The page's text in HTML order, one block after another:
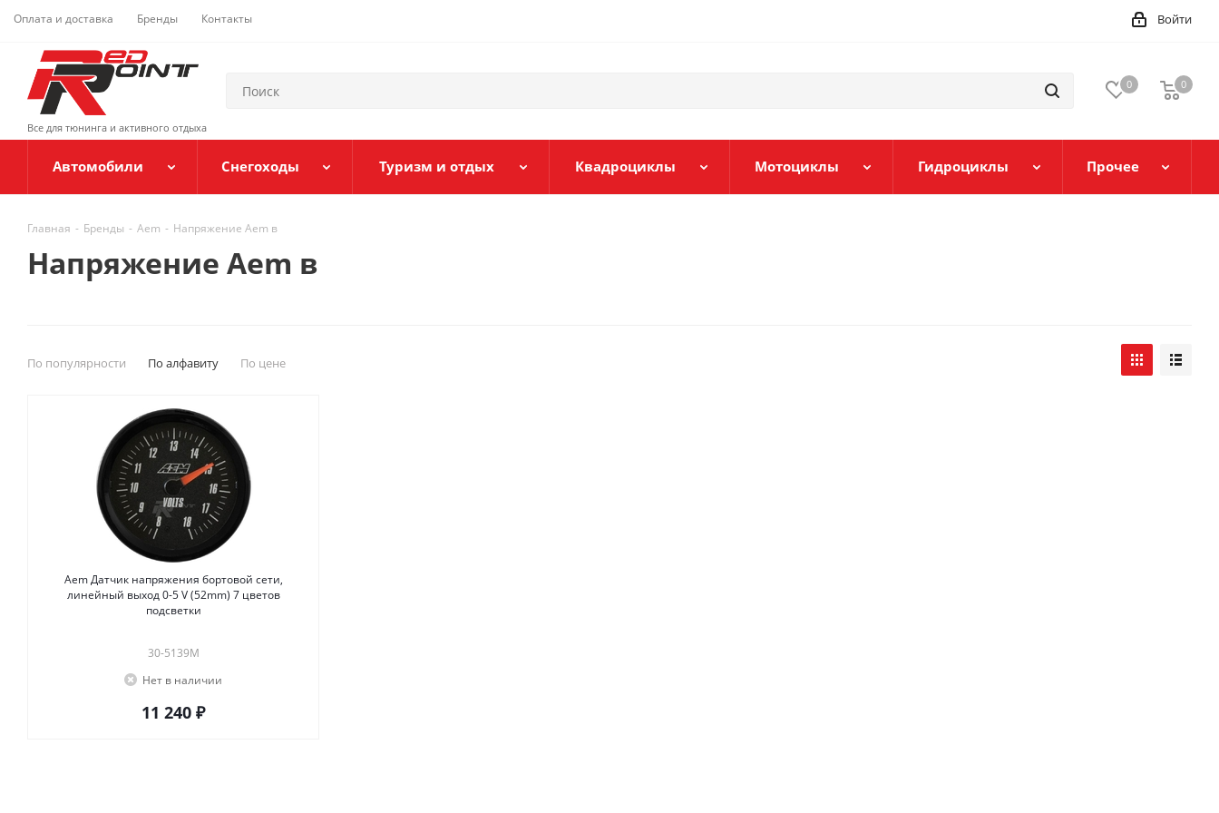
Оплата и доставка Бренды Контакты Войти
Все для тюнинга и активного отдыха
0 0
Автомобили Снегоходы Туризм и отдых Квадроциклы Мотоциклы Гидроциклы Прочее
Главная - Бренды - Aem - Напряжение Aem в
Напряжение Aem в
По популярности По алфавиту По цене
Aem Датчик напряжения бортовой сети,
линейный выход 0-5 V (52mm) 7 цветов
подсветки
30-5139M
Нет в наличии
11 240 ₽